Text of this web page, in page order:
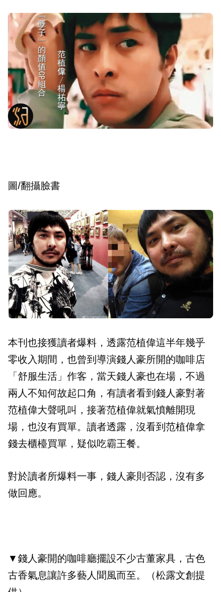
圖/翻攝臉書
本刊也接獲讀者爆料，透露范植偉這半年幾乎
零收入期間，也曾到導演錢人豪所開的咖啡店
「舒服生活」作客，當天錢人豪也在場，不過
兩人不知何故起口角，有讀者看到錢人豪對著
范植偉大聲吼叫，接著范植偉就氣憤離開現
場，也沒有買單。讀者透露，沒看到范植偉拿
錢去櫃檯買單，疑似吃霸王餐。
對於讀者所爆料一事，錢人豪則否認，沒有多
做回應。
▼錢人豪開的咖啡廳擺設不少古董家具，古色
古香氣息讓許多藝人聞風而至。（松露文創提